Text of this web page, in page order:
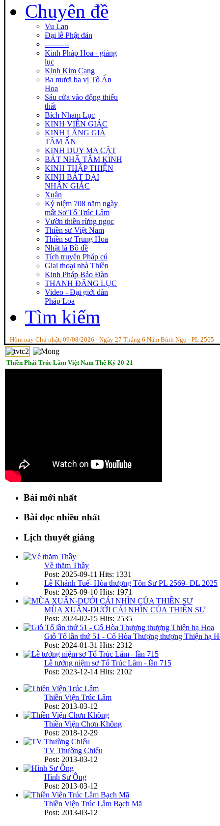
Chuyên đề
Vu Lan
Đại lễ Phật đản
----------
Kinh Pháp Hoa - giảng
lục
Kinh Kim Cang
Ba mươi ba vị Tổ Ấn
Hoa
Sáu cửa vào động thiếu
thất
Bích Nham Lục
KINH VIÊN GIÁC
KINH LĂNG GIÀ
TÂM ẤN
KINH DUY MA CẬT
BÁT NHÃ TÂM KINH
KINH THẬP THIỆN
KINH BÁT ĐẠI
NHÂN GIÁC
Xuân
Kỷ niệm 708 năm ngày
mất Sơ Tổ Trúc Lâm
Vườn thiền rừng ngọc
Thiền sư Việt Nam
Thiền sư Trung Hoa
Nhặt lá Bồ đề
Tích truyện Pháp cú
Giai thoại nhà Thiền
Kinh Pháp Bảo Đàn
THANH ĐĂNG LỤC
Video - Đại giới dàn
Pháp Loa
Tìm kiếm
Hôm nay Chủ nhật, 09/08/2026 - Ngày 27 Tháng 6 Năm Bính Ngọ - PL 2565
Thiền Phái Trúc Lâm Việt Nam Thế Kỷ 20-21
Bài mới nhất
Bài đọc nhiều nhất
Lịch thuyết giảng
Về thăm Thầy
Post: 2025-09-11 Hits: 1331
Lễ Khánh Tuế- Hòa thượng Tôn Sư PL 2569- DL 2025
Post: 2025-09-10 Hits: 1971
MÙA XUÂN-DƯỚI CÁI NHÌN CỦA THIỀN SƯ
Post: 2024-02-15 Hits: 2535
Giỗ Tổ lần thứ 51 - Cố Hòa Thượng thượng Thiện hạ
Post: 2024-01-31 Hits: 2312
Lễ tưởng niệm sơ Tổ Trúc Lâm - lần 715
Post: 2023-12-14 Hits: 2102
Thiền Viện Trúc Lâm
Post: 2013-03-12
Thiền Viện Chơn Không
Post: 2018-12-29
TV Thường Chiếu
Post: 2013-03-12
Hình Sư Ông
Post: 2013-03-12
Thiền Viện Trúc Lâm Bạch Mã
Post: 2013-03-12